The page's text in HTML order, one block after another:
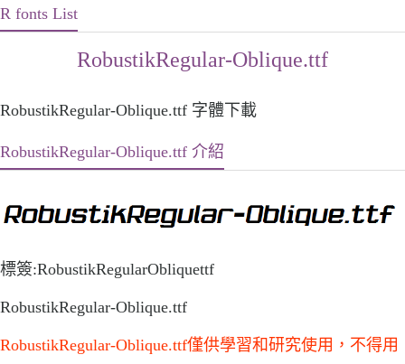
R fonts List
RobustikRegular-Oblique.ttf
RobustikRegular-Oblique.ttf 字體下載
RobustikRegular-Oblique.ttf 介紹
標簽:RobustikRegularObliquettf
RobustikRegular-Oblique.ttf
RobustikRegular-Oblique.ttf僅供學習和研究使用，不得用